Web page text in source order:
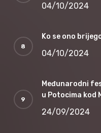
04/10/2024
Ko se ono
04/10/2024
Međunarodni
u Potocima kod
24/09/2024